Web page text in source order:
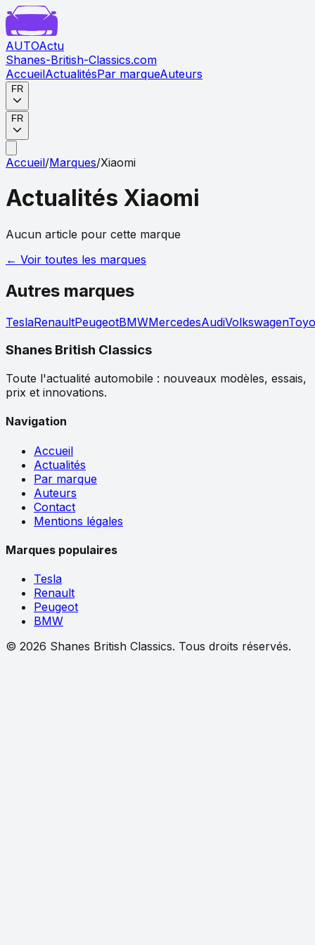
AUTOActu
Shanes-British-Classics.com
AccueilActualitésPar marqueAuteurs
FR
FR
Accueil/Marques/Xiaomi
Actualités Xiaomi
Aucun article pour cette marque
← Voir toutes les marques
Autres marques
TeslaRenaultPeugeotBMWMercedesAudiVolkswagen
Shanes British Classics
Toute l'actualité automobile : nouveaux modèles, essais,
prix et innovations.
Navigation
Accueil
Actualités
Par marque
Auteurs
Contact
Mentions légales
Marques populaires
Tesla
Renault
Peugeot
BMW
© 2026 Shanes British Classics. Tous droits réservés.